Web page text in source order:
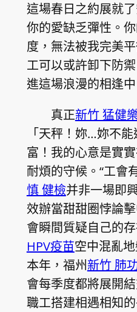
這場春日之約展就
你的愛缺乏彈性。
度，無法被我完美
工可以或許卸下防
進這場浪漫的相逢中
真正新竹 猛健
「天秤！妳…妳不
富！我的心意是實
耐煩的守候。“工會
慎 健檢并非一場即
效辦當甜甜圈悖論
會瞬間質疑自己的
HPV疫苗空中混亂
本年，福州新竹 肺
會每季度都將展開
職工搭建相遇相知